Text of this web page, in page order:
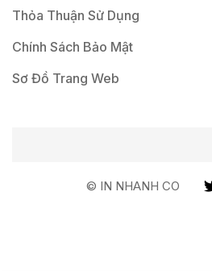
Thỏa Thuận Sử Dụng
Chính Sách Bảo Mật
Sơ Đồ Trang Web
© IN NHANH CO